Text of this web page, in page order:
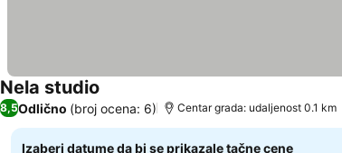
Nela studio
8,5Odlično (broj ocena: 6) Centar grada: udaljenost 0.1 km
Izaberi datume da bi se prikazale tačne cene